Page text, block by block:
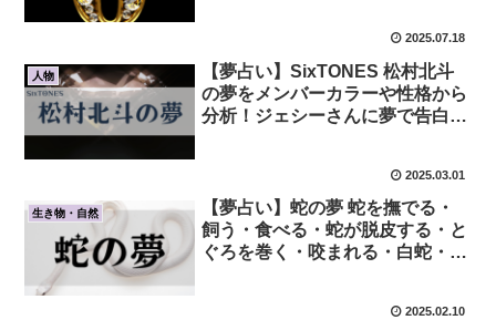
2025.07.18
人物
【夢占い】SixTONES 松村北斗
の夢をメンバーカラーや性格から
分析！ジェシーさんに夢で告白の
2025.03.01
生き物・自然
【夢占い】蛇の夢 蛇を撫でる・
飼う・食べる・蛇が脱皮する・と
ぐろを巻く・咬まれる・白蛇・黒
2025.02.10